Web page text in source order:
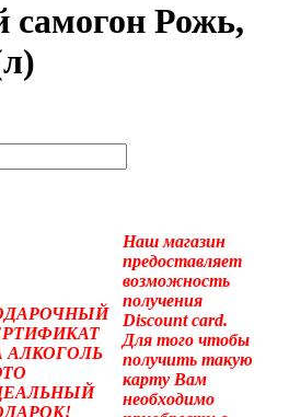
самогон Рожь,
АЛКОГОЛЬ
Наш магазин
предоставляет
возможность
получения
Discount card.
Для того чтобы
получить такую
карту Вам
необходимо